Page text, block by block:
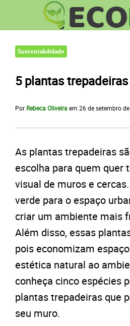
Sustentabilidade
5 plantas
Por Rebeca Oliveiraem 26 de setembro
As plantas trepadeiras
escolha para quem quer
visual de muros e
verde para o espaço
criar um ambiente mais
Além disso, essas
pois economizam
estética natural ao
conheça cinco espécies
plantas trepadeiras que
seu muro.